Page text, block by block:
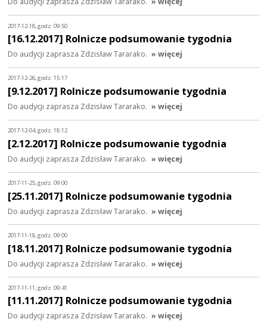
2017-12-18, godz. 09:50
[16.12.2017] Rolnicze podsumowanie tygodnia
Do audycji zaprasza Zdzisław Tararako. » więcej
2017-12-26, godz. 15:17
[9.12.2017] Rolnicze podsumowanie tygodnia
Do audycji zaprasza Zdzisław Tararako. » więcej
2017-12-04, godz. 18:12
[2.12.2017] Rolnicze podsumowanie tygodnia
Do audycji zaprasza Zdzisław Tararako. » więcej
2017-11-25, godz. 09:00
[25.11.2017] Rolnicze podsumowanie tygodnia
Do audycji zaprasza Zdzisław Tararako. » więcej
2017-11-18, godz. 09:00
[18.11.2017] Rolnicze podsumowanie tygodnia
Do audycji zaprasza Zdzisław Tararako. » więcej
2017-11-11, godz. 09:41
[11.11.2017] Rolnicze podsumowanie tygodnia
Do audycji zaprasza Zdzisław Tararako. » więcej